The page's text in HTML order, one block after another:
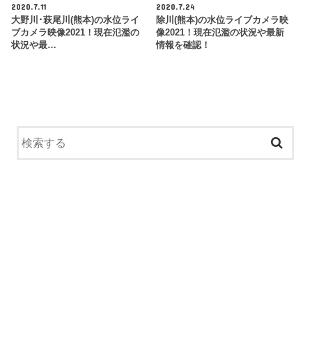
2020.7.11
大野川･萩尾川(熊本)の水位ライ
ブカメラ映像2021！現在氾濫の
状況や最…
2020.7.24
除川(熊本)の水位ライブカメラ映
像2021！現在氾濫の状況や最新
情報を確認！